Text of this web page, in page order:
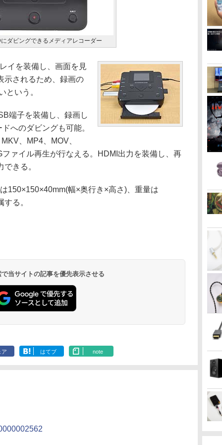
ダビングできるメディアレコーダー
イを装備し、画面を見
示されるため、録画の
という。
端子を装備し、録画し
へのダビングも可能。
、MP4、MOV、
ァイル再生が行なえる。HDMI出力を装備し、再
きる。
幅×奥行き×高さ)、重量は
る。
当サイトの記事を優先表示させる
ア はてブ note